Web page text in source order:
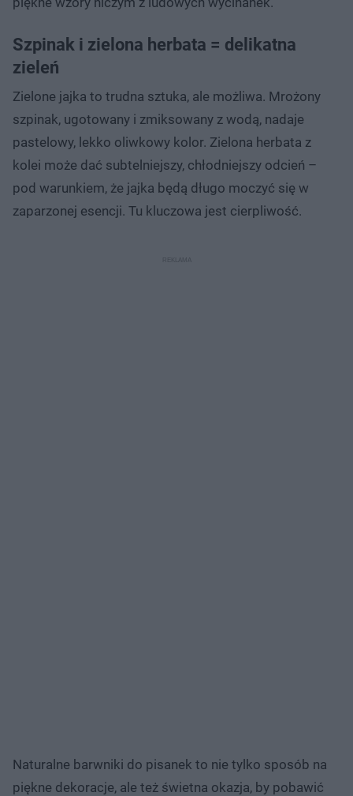
Szpinak i zielona herbata = delikatna
zieleń
Zielone jajka to trudna sztuka, ale możliwa. Mrożony
szpinak, ugotowany i zmiksowany z wodą, nadaje
pastelowy, lekko oliwkowy kolor. Zielona herbata z
kolei może dać subtelniejszy, chłodniejszy odcień –
pod warunkiem, że jajka będą długo moczyć się w
zaparzonej esencji. Tu kluczowa jest cierpliwość.
Naturalne barwniki do pisanek to nie tylko sposób na
piękne dekoracje, ale też świetna okazja, by pobawić